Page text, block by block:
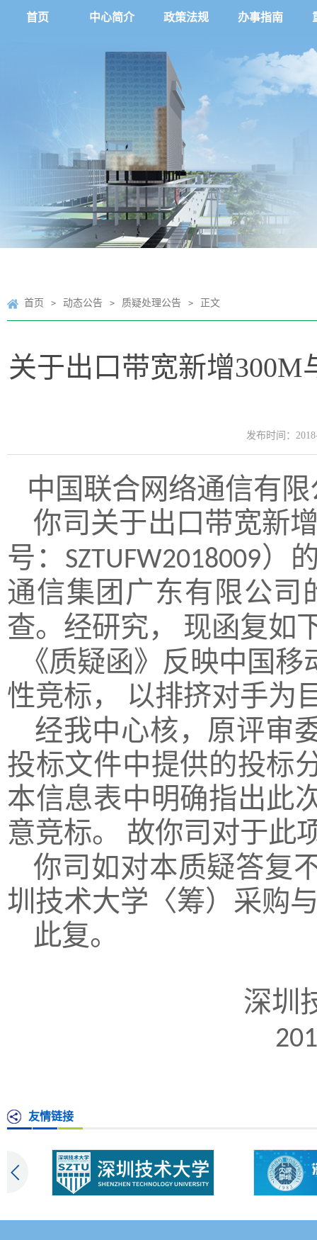
首页 中心简介 政策法规 办事指南
首页 > 动态公告 > 质疑处理公告 > 正文
关于出口带宽新增
发布时间：
中国联合网络通信有
你司关于出口带宽新
号： SZTUFW2018009）
通信集团广东有限公司
查。经研究，
现函复如
《质疑函》反映中国
性竞标，
以排挤对手为
经我中心核，原评审
投标文件中提供的投标
本信息表中明确指出此
意竞标。
故你司对于此
你司如对本质疑答复
圳技术大学〈筹）采购
此复。
深圳
友情链接